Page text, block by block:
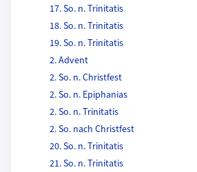
17. So. n. Trinitatis
18. So. n. Trinitatis
19. So. n. Trinitatis
2. Advent
2. So. n. Christfest
2. So. n. Epiphanias
2. So. n. Trinitatis
2. So. nach Christfest
20. So. n. Trinitatis
21. So. n. Trinitatis